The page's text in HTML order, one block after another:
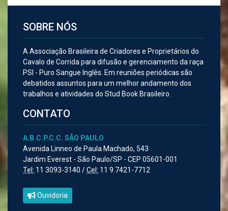
SOBRE NÓS
A Associação Brasileira de Criadores e Proprietários do
Cavalo de Corrida para difusão e gerenciamento da raça
PSI - Puro Sangue Inglês. Em reuniões periódicas são
debatidos assuntos para um melhor andamento dos
trabalhos e atividades do Stud Book Brasileiro.
CONTATO
A.B.C.P.C.C. SÃO PAULO
Avenida Linneo de Paula Machado, 543
Jardim Everest - São Paulo/SP - CEP 05601-001
Tel: 11 3093-3140 /Cel: 11 9.7421-7712
Ouvidoria